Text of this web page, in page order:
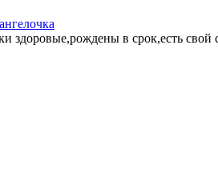
здоровые,рождены в срок,есть